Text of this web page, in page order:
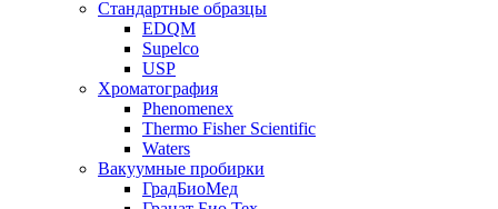
Стандартные образцы
EDQM
Supelco
USP
Хроматография
Phenomenex
Thermo Fisher Scientific
Waters
Вакуумные пробирки
ГрадБиоМед